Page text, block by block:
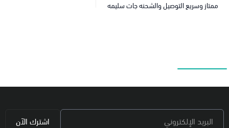
والشحنه جات سليمه
البريد الإلكتروني
اشترك الآن